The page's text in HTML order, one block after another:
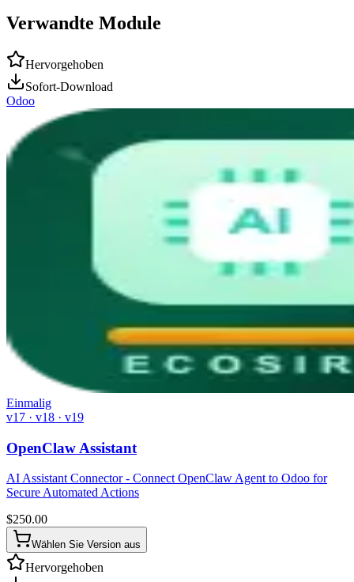
Verwandte Module
Hervorgehoben
Sofort-Download
Odoo
Einmalig
v17 · v18 · v19
OpenClaw Assistant
AI Assistant Connector - Connect OpenClaw Agent to Odoo for
Secure Automated Actions
$250.00
Wählen Sie Version aus
Hervorgehoben